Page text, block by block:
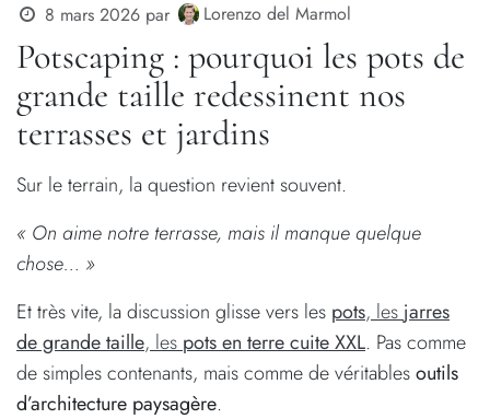
8 mars 2026 par Lorenzo del Marmol
Potscaping : pourquoi les pots de
grande taille redessinent nos
terrasses et jardins
Sur le terrain, la question revient souvent.
« On aime notre terrasse, mais il manque quelque
chose… »
Et très vite, la discussion glisse vers les pots, les jarres
de grande taille, les pots en terre cuite XXL. Pas comme
de simples contenants, mais comme de véritablesoutils
d’architecture paysagère.